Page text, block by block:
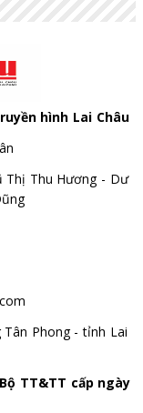
hình Lai Châu
Thị Thu Hương - Dư
Tân Phong - tỉnh Lai
TT&TT cấp ngày